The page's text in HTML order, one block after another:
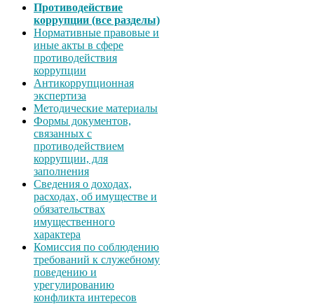
Противодействие
коррупции (все разделы)
Нормативные правовые и
иные акты в сфере
противодействия
коррупции
Антикоррупционная
экспертиза
Методические материалы
Формы документов,
связанных с
противодействием
коррупции, для
заполнения
Сведения о доходах,
расходах, об имуществе и
обязательствах
имущественного
характера
Комиссия по соблюдению
требований к служебному
поведению и
урегулированию
конфликта интересов